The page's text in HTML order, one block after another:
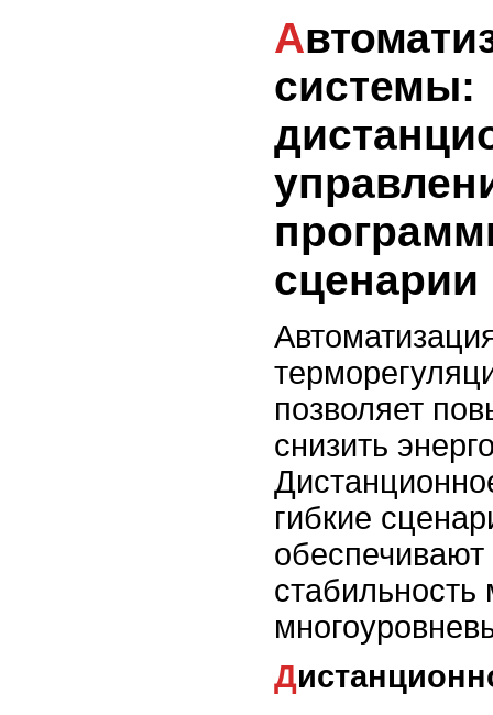
Автоматизация
системы:
сценарии
позволяет
снизить
гибкие
обеспечивают
стабильность